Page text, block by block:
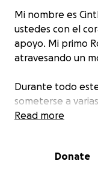
Mi nombre es
ustedes con el
apoyo. Mi primo
atravesando un
Durante todo
someterse a
médicas. Gracias
importante: la
Read more
Donate